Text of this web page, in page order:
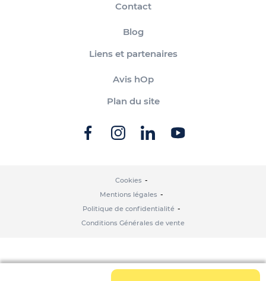
Contact
Blog
Liens et partenaires
Avis hOp
Plan du site
Cookies
Mentions légales
Politique de confidentialité
Conditions Générales de vente